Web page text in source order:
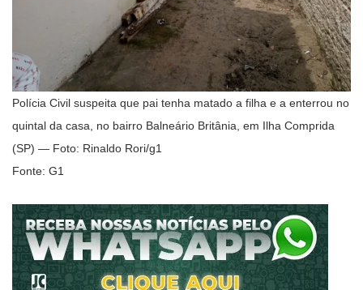
Polícia Civil suspeita que pai tenha matado a filha e a enterrou no
quintal da casa, no bairro Balneário Britânia, em Ilha Comprida
(SP) — Foto: Rinaldo Rori/g1
Fonte: G1